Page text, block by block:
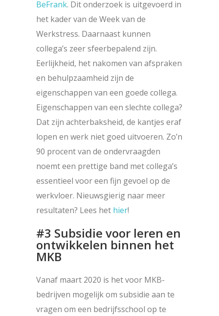
BeFrank. Dit onderzoek is uitgevoerd in
het kader van de Week van de
Werkstress. Daarnaast kunnen
collega’s zeer sfeerbepalend zijn.
Eerlijkheid, het nakomen van afspraken
en behulpzaamheid zijn de
eigenschappen van een goede collega.
Eigenschappen van een slechte collega?
Dat zijn achterbaksheid, de kantjes eraf
lopen en werk niet goed uitvoeren. Zo’n
90 procent van de ondervraagden
noemt een prettige band met collega’s
essentieel voor een fijn gevoel op de
werkvloer. Nieuwsgierig naar meer
resultaten? Lees het hier!
#3 Subsidie voor leren en
ontwikkelen binnen het
MKB
Vanaf maart 2020 is het voor MKB-
bedrijven mogelijk om subsidie aan te
vragen om een bedrijfsschool op te